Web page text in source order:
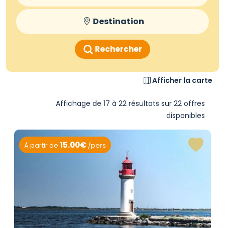
Destination
Rechercher
Afficher la carte
Affichage de 17 à 22 résultats sur 22 offres
disponibles
À partir de 15.00€ /pers